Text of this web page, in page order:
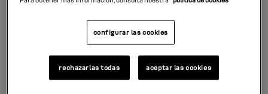
13.05.2022
configurar las cookies
rechazarlas todas aceptar las cookies